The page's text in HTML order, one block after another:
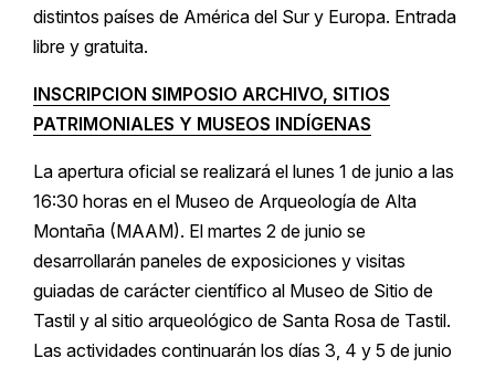
distintos países de América del Sur y Europa. Entrada
libre y gratuita.
INSCRIPCION SIMPOSIO ARCHIVO, SITIOS
PATRIMONIALES Y MUSEOS INDÍGENAS
La apertura oficial se realizará el lunes 1 de junio a las
16:30 horas en el Museo de Arqueología de Alta
Montaña (MAAM). El martes 2 de junio se
desarrollarán paneles de exposiciones y visitas
guiadas de carácter científico al Museo de Sitio de
Tastil y al sitio arqueológico de Santa Rosa de Tastil.
Las actividades continuarán los días 3, 4 y 5 de junio